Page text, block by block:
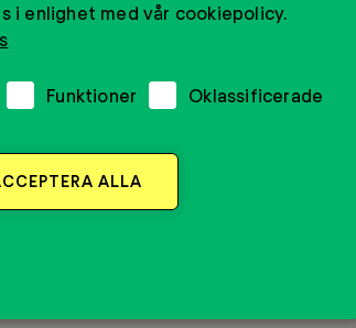
tillfälle att pröva på
i enlighet med vår cookiepolicy.
Funktioner Oklassificerade
ALLA